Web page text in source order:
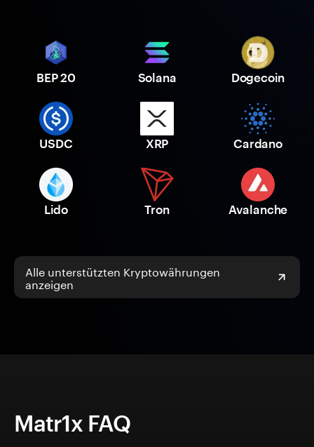
BEP 20 Solana Dogecoin
USDC XRP Cardano
Lido Tron Avalanche
Alle unterstützten Kryptowährungen
anzeigen
Matr1x FAQ